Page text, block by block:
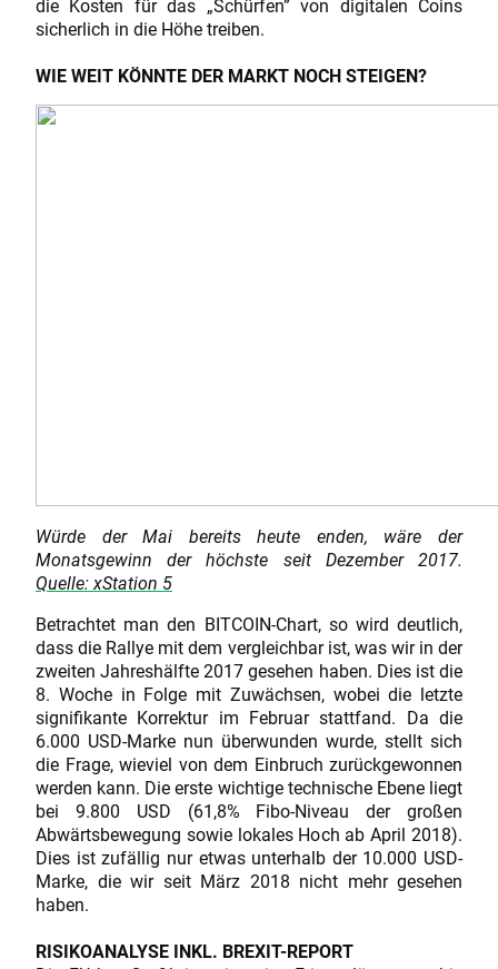
die Kosten für das „Schürfen” von digitalen Coins
sicherlich in die Höhe treiben.
WIE WEIT KÖNNTE DER MARKT NOCH STEIGEN?
Würde der Mai bereits heute enden, wäre der
Monatsgewinn der höchste seit Dezember 2017.
Quelle: xStation 5
Betrachtet man den BITCOIN-Chart, so wird deutlich,
dass die Rallye mit dem vergleichbar ist, was wir in der
zweiten Jahreshälfte 2017 gesehen haben. Dies ist die
8. Woche in Folge mit Zuwächsen, wobei die letzte
signifikante Korrektur im Februar stattfand. Da die
6.000 USD-Marke nun überwunden wurde, stellt sich
die Frage, wieviel von dem Einbruch zurückgewonnen
werden kann. Die erste wichtige technische Ebene liegt
bei 9.800 USD (61,8% Fibo-Niveau der großen
Abwärtsbewegung sowie lokales Hoch ab April 2018).
Dies ist zufällig nur etwas unterhalb der 10.000 USD-
Marke, die wir seit März 2018 nicht mehr gesehen
haben.
RISIKOANALYSE INKL. BREXIT-REPORT